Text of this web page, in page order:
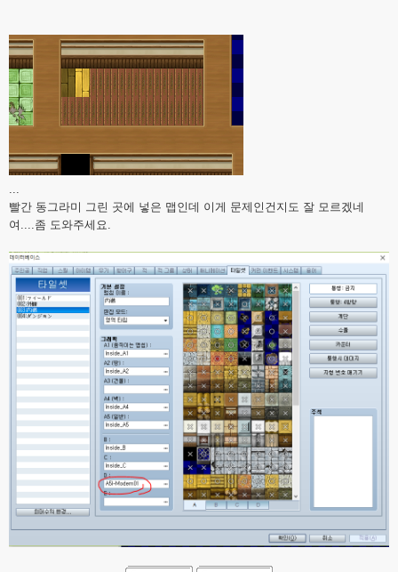
...
빨간 동그라미 그린 곳에 넣은 맵인데 이게 문제인건지도 잘 모르겠네
여....좀 도와주세요.